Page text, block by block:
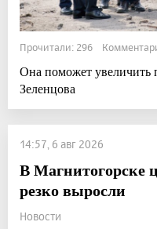
Прочитали: 296
Она поможет увеличить
Зеленцова
14:57, 6 авг 2026
В Магнитогорске
резко выросли
Новости